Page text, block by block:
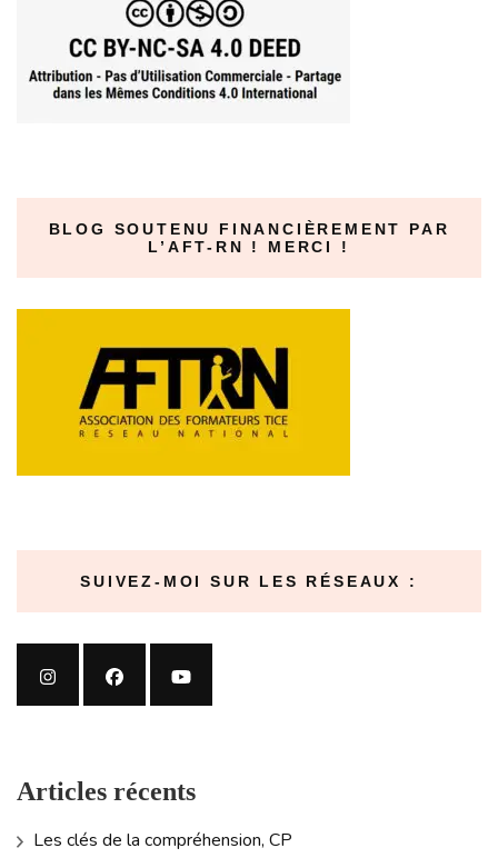
BLOG SOUTENU FINANCIÈREMENT PAR
L’AFT-RN ! MERCI !
SUIVEZ-MOI SUR LES RÉSEAUX :
Articles récents
Les clés de la compréhension, CP